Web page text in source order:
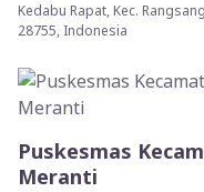
Kedabu Rapat, Kec.
28755, Indonesia
Puskesmas
Meranti